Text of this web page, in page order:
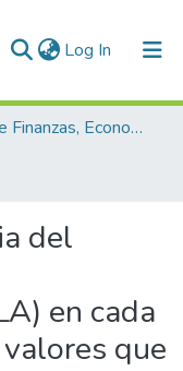
Log In (current)
Escuela de Finanzas, Economía y Gobierno
del
en cada
que